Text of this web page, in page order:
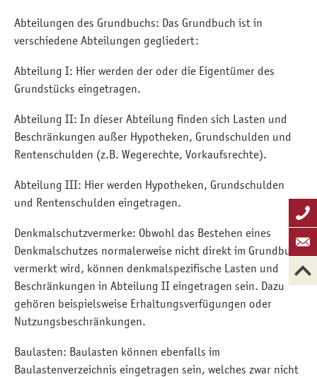
Abteilungen des Grundbuchs: Das Grundbuch ist in
verschiedene Abteilungen gegliedert:
Abteilung I: Hier werden der oder die Eigentümer des
Grundstücks eingetragen.
Abteilung II: In dieser Abteilung finden sich Lasten und
Beschränkungen außer Hypotheken, Grundschulden und
Rentenschulden (z.B. Wegerechte, Vorkaufsrechte).
Abteilung III: Hier werden Hypotheken, Grundschulden
und Rentenschulden eingetragen.
Denkmalschutzvermerke: Obwohl das Bestehen eines
Denkmalschutzes normalerweise nicht direkt im Grundbuch
vermerkt wird, können denkmalspezifische Lasten und
Beschränkungen in Abteilung II eingetragen sein. Dazu
gehören beispielsweise Erhaltungsverfügungen oder
Nutzungsbeschränkungen.
Baulasten: Baulasten können ebenfalls im
Baulastenverzeichnis eingetragen sein, welches zwar nicht